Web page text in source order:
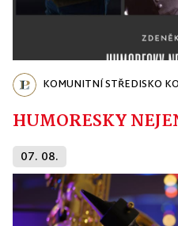
KOMUNITNÍ STŘEDISKO
HUMORESKY
07. 08.